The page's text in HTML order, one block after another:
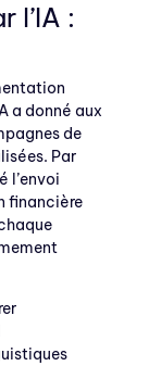
l’IA :
a donné aux
de
Par
l’envoi
financière